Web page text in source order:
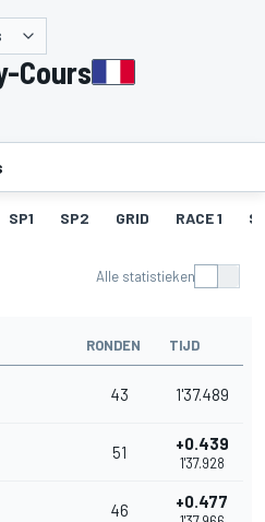
Cours
SP1 SP2 GRID RACE 1
Alle statistieken
RONDEN TIJD
43 1'37.489
51 +0.439
1'37.928
46 +0.477